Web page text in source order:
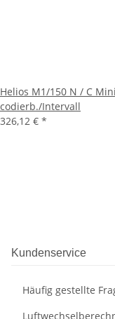
Helios M1/150 N / C
codierb./Intervall
326,12 € *
Kundenservice
Häufig gestellte